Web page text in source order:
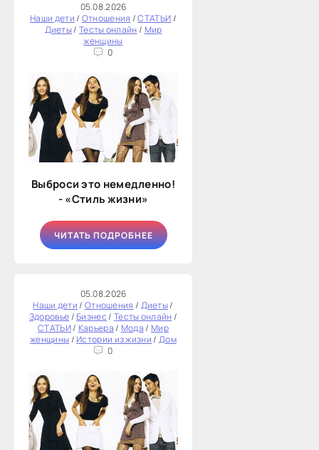
05.08.2026
Наши дети/ Отношения /СТАТЬИ/
Диеты/ Тесты онлайн/ Мир
женщины
0
Выброси это немедленно!
- «Стиль жизни»
ЧИТАТЬ ПОДРОБНЕЕ
05.08.2026
Наши дети/ Отношения / Диеты/
Здоровье/Бизнес/ Тесты онлайн/
СТАТЬИ/ Карьера/ Мода/ Мир
женщины/ Истории из жизни/ Дом
0